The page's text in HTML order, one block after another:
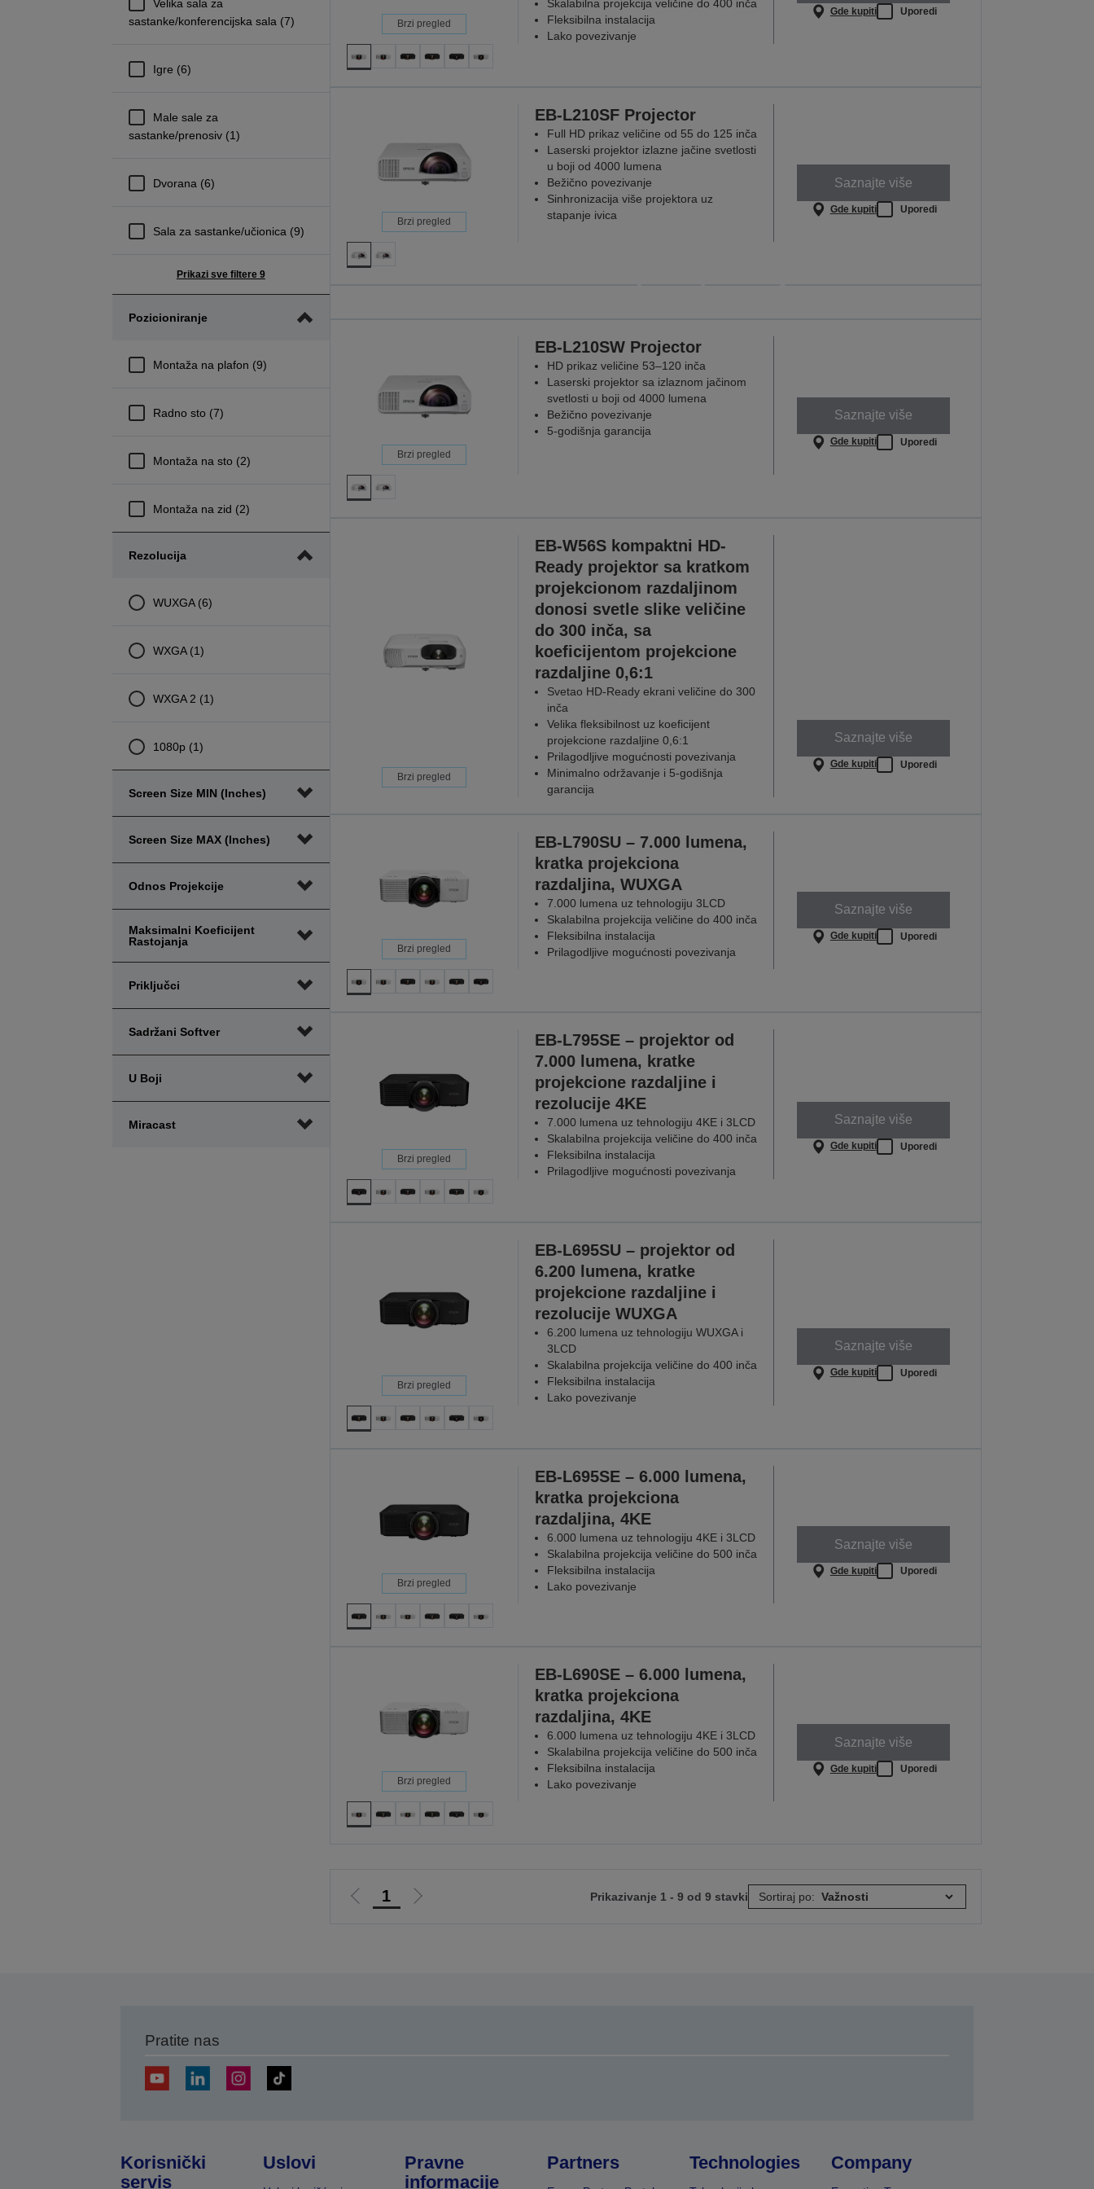
Velika sala za
sastanke/konferencijska sala (7)
Igre (6)
Male sale za
sastanke/prenosiv (1)
Dvorana (6)
Sala za sastanke/učionica (9)
Prikazi sve filtere 9
Pozicioniranje
Montaža na plafon (9)
Radno sto (7)
Montaža na sto (2)
Montaža na zid (2)
Rezolucija
WUXGA (6)
WXGA (1)
WXGA 2 (1)
1080p (1)
Screen Size MIN (inches)
Screen Size MAX (inches)
Odnos Projekcije
Maksimalni Koeficijent
Rastojanja
Priključci
Sadržani Softver
U Boji
Miracast
Brzi pregled
Skalabilna projekcija veličine do 400 inča
Fleksibilna instalacija
Lako povezivanje
Gde kupiti Uporedi
Brzi pregled
EB-L210SF Projector
Full HD prikaz veličine od 55 do 125 inča
Laserski projektor izlazne jačine svetlosti
u boji od 4000 lumena
Bežično povezivanje
Sinhronizacija više projektora uz
stapanje ivica
Saznajte više
Gde kupiti Uporedi
VIŠE INFORMACIJA
Brzi pregled
EB-L210SW Projector
HD prikaz veličine 53–120 inča
Laserski projektor sa izlaznom jačinom
svetlosti u boji od 4000 lumena
Bežično povezivanje
5-godišnja garancija
Saznajte više
Gde kupiti Uporedi
Brzi pregled
EB-W56S kompaktni HD-
Ready projektor sa kratkom
projekcionom razdaljinom
donosi svetle slike veličine
do 300 inča, sa
koeficijentom projekcione
razdaljine 0,6:1
Svetao HD-Ready ekrani veličine do 300
inča
Velika fleksibilnost uz koeficijent
projekcione razdaljine 0,6:1
Prilagodljive mogućnosti povezivanja
Minimalno održavanje i 5-godišnja
garancija
Saznajte više
Gde kupiti Uporedi
Brzi pregled
EB-L790SU – 7.000 lumena,
kratka projekciona
razdaljina, WUXGA
7.000 lumena uz tehnologiju 3LCD
Skalabilna projekcija veličine do 400 inča
Fleksibilna instalacija
Prilagodljive mogućnosti povezivanja
Saznajte više
Gde kupiti Uporedi
Brzi pregled
EB-L795SE – projektor od
7.000 lumena, kratke
projekcione razdaljine i
rezolucije 4KE
7.000 lumena uz tehnologiju 4KE i 3LCD
Skalabilna projekcija veličine do 400 inča
Fleksibilna instalacija
Prilagodljive mogućnosti povezivanja
Saznajte više
Gde kupiti Uporedi
Brzi pregled
EB-L695SU – projektor od
6.200 lumena, kratke
projekcione razdaljine i
rezolucije WUXGA
6.200 lumena uz tehnologiju WUXGA i
3LCD
Skalabilna projekcija veličine do 400 inča
Fleksibilna instalacija
Lako povezivanje
Saznajte više
Gde kupiti Uporedi
Brzi pregled
EB-L695SE – 6.000 lumena,
kratka projekciona
razdaljina, 4KE
6.000 lumena uz tehnologiju 4KE i 3LCD
Skalabilna projekcija veličine do 500 inča
Fleksibilna instalacija
Lako povezivanje
Saznajte više
Gde kupiti Uporedi
Brzi pregled
EB-L690SE – 6.000 lumena,
kratka projekciona
razdaljina, 4KE
6.000 lumena uz tehnologiju 4KE i 3LCD
Skalabilna projekcija veličine do 500 inča
Fleksibilna instalacija
Lako povezivanje
Saznajte više
Gde kupiti Uporedi
Idi
1
Idi
Prikazivanje 1 - 9 od 9 stavki Sortiraj po:
Pratite nas
Korisnički
servis
Uslovi
Pravne
informacije
Partners Technologies Company